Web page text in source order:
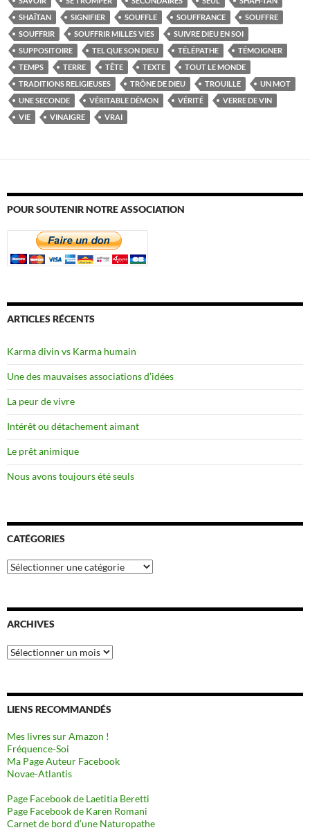
SHAÏTAN
SIGNIFIER SOUFFLE SOUFFRANCE
SOUFFRE
SOUFFRIR
SOUFFRIR MILLES VIES
SUIVRE DIEU EN SOI
SUPPOSITOIRE
TEL QUE SON DIEU TÉLÉPATHE
TÉMOIGNER
TEMPS
TERRE TÊTE TEXTE
TOUT LE MONDE
TRADITIONS RELIGIEUSES
TRÔNE DE DIEU TROUILLE
UN MOT
UNE SECONDE
VÉRITABLE DÉMON VÉRITÉ
VERRE DE VIN
VIE
VINAIGRE VRAI
POUR SOUTENIR NOTRE ASSOCIATION
ARTICLES RÉCENTS
Karma divin vs Karma humain
Une des mauvaises associations d’idées
La peur de vivre
Intérêt ou détachement aimant
Le prêt animique
Nous avons toujours été seuls
CATÉGORIES
Catégories
ARCHIVES
Archives
LIENS RECOMMANDÉS
Mes livres sur Amazon !
Fréquence-Soi
Ma Page Auteur Facebook
Novae-Atlantis
Page Facebook de Laetitia Beretti
Page Facebook de Karen Romani
Carnet de bord d’une Naturopathe